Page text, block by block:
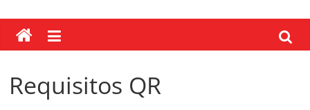
Control
de
Requisitos QR